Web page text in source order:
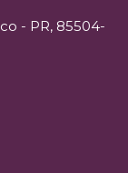
- PR, 85504-